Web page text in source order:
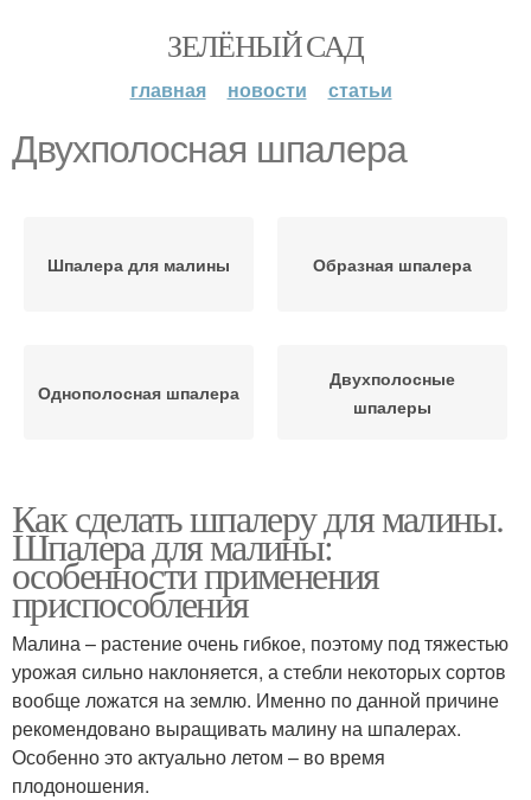
ЗЕЛЁНЫЙ САД
главная новости статьи
Двухполосная шпалера
Шпалера для малины Образная шпалера
Однополосная шпалера
Двухполосные
шпалеры
Как сделать шпалеру для малины.
Шпалера для малины:
особенности применения
приспособления
Малина – растение очень гибкое, поэтому под тяжестью
урожая сильно наклоняется, а стебли некоторых сортов
вообще ложатся на землю. Именно по данной причине
рекомендовано выращивать малину на шпалерах.
Особенно это актуально летом – во время
плодоношения.